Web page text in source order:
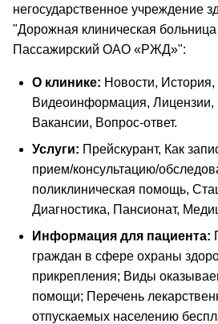
негосударственное учреждение
"Дорожная клиническая больница
Пассажирский ОАО «РЖД»":
О клинике: Новости, История,
Видеоинформация,
Вакансии, Вопрос-ответ.
Услуги: Прейскурант, Как
прием/консультацию/
поликлиническая помощь,
Диагностика, Пансионат,
Информация для пациента:
граждан в сфере охраны
прикрепления; Виды
помощи; Перечень
отпускаемых населению